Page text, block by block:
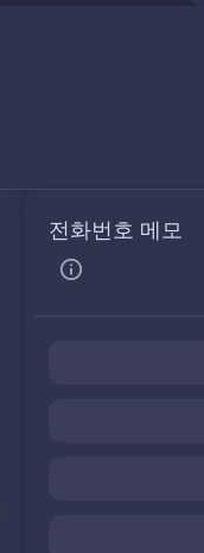
전화번호 메모